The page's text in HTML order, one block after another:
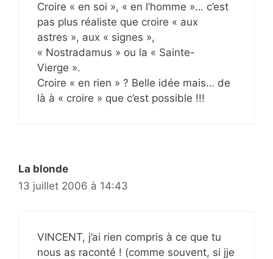
Croire « en soi », « en l’homme »… c’est
pas plus réaliste que croire « aux
astres », aux « signes »,
« Nostradamus » ou la « Sainte-
Vierge ».
Croire « en rien » ? Belle idée mais… de
là à « croire » que c’est possible !!!
La blonde
13 juillet 2006 à 14:43
VINCENT, j’ai rien compris à ce que tu
nous as raconté ! (comme souvent, si jje